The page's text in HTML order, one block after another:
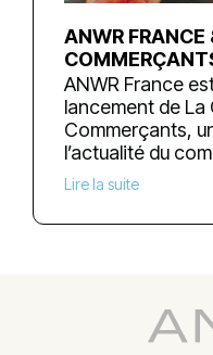
ANWR
ANWR France
lancement de La
Commerçants,
l’actualité du
Lire la suite